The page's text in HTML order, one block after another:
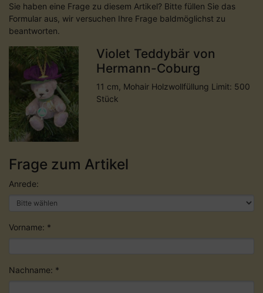
Sie haben eine Frage zu diesem Artikel? Bitte füllen Sie das
Formular aus, wir versuchen Ihre Frage baldmöglichst zu
beantworten.
Violet Teddybär von
Hermann-Coburg
11 cm, Mohair Holzwollfüllung Limit: 500
Stück
Frage zum Artikel
Anrede:
Vorname: *
Nachname: *